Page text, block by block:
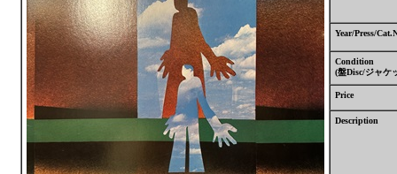
Year/Press/
Condition
(盤Disc/ジャケ
Price
Description